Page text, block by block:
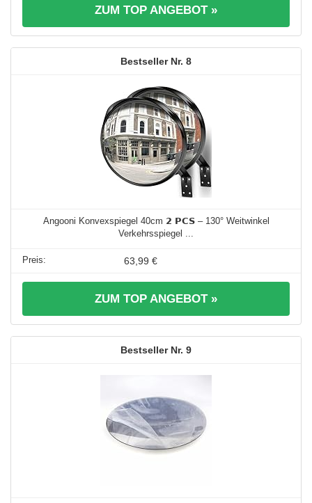
ZUM TOP ANGEBOT »
8
Angooni Konvexspiegel 40cm 𝟮 𝗣𝗖𝗦 – 130° Weitwinkel
Verkehrsspiegel ...
63,99 €
ZUM TOP ANGEBOT »
9